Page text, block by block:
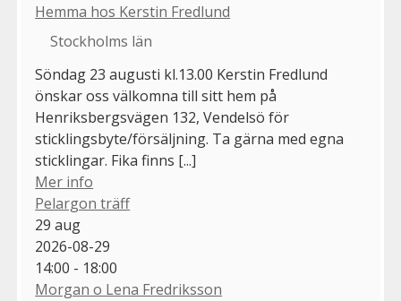
Hemma hos Kerstin Fredlund
Stockholms län
Söndag 23 augusti kl.13.00 Kerstin Fredlund
önskar oss välkomna till sitt hem på
Henriksbergsvägen 132, Vendelsö för
sticklingsbyte/försäljning. Ta gärna med egna
sticklingar. Fika finns [...]
Mer info
Pelargon träff
29 aug
2026-08-29
14:00 - 18:00
Morgan o Lena Fredriksson